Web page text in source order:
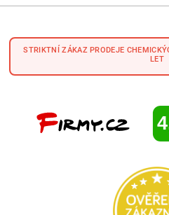
STRIKTNÍ ZÁKAZ PRODEJE
LET